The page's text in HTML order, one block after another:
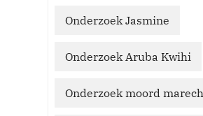
Onderzoek Jasmine
Onderzoek Aruba Kwihi
Onderzoek moord